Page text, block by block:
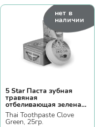
нет в
наличии
5 Star Паста зубная
травяная
отбеливающая зеленая
с гвоздикой
Thai Toothpaste Clove
Green, 25гр.